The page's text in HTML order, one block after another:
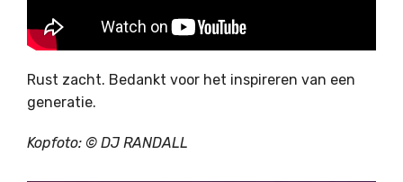
Rust zacht. Bedankt voor het inspireren van een
generatie.
Kopfoto: © DJ RANDALL